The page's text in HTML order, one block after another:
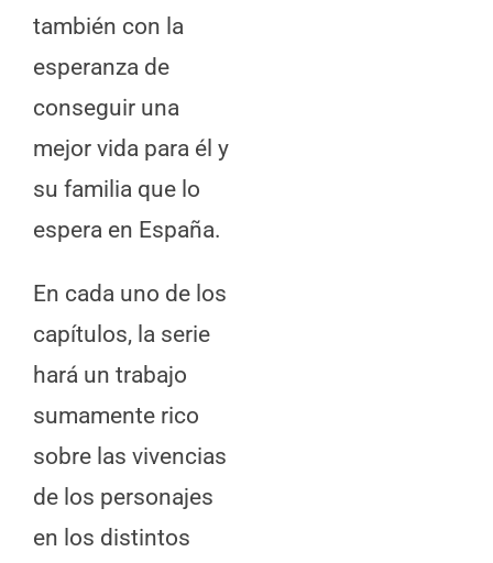
también con la
esperanza de
conseguir una
mejor vida para él y
su familia que lo
espera en España.
En cada uno de los
capítulos, la serie
hará un trabajo
sumamente rico
sobre las vivencias
de los personajes
en los distintos